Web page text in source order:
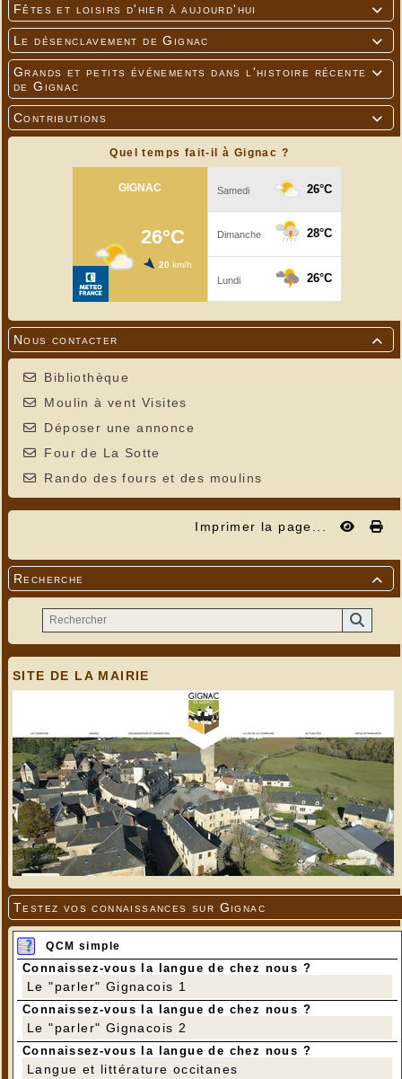

Fêtes et loisirs d'hier à aujourd'hui

Le désenclavement de Gignac

Grands et petits événements dans l'histoire récente
de Gignac

Contributions
Quel temps fait-il à Gignac ?

Nous contacter
Bibliothèque
Moulin à vent Visites
Déposer une annonce
Four de La Sotte
Rando des fours et des moulins
Imprimer la page...

Recherche
SITE DE LA MAIRIE
Testez vos connaissances sur Gignac
QCM simple
Connaissez-vous la langue de chez nous ?
Le "parler" Gignacois 1
Connaissez-vous la langue de chez nous ?
Le "parler" Gignacois 2
Connaissez-vous la langue de chez nous ?
Langue et littérature occitanes